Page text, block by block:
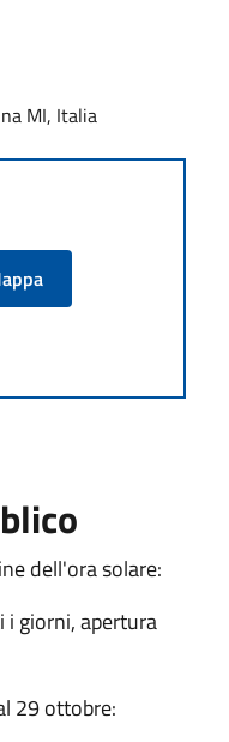
MI, Italia
dell'ora solare:
i giorni, apertura
29 ottobre: